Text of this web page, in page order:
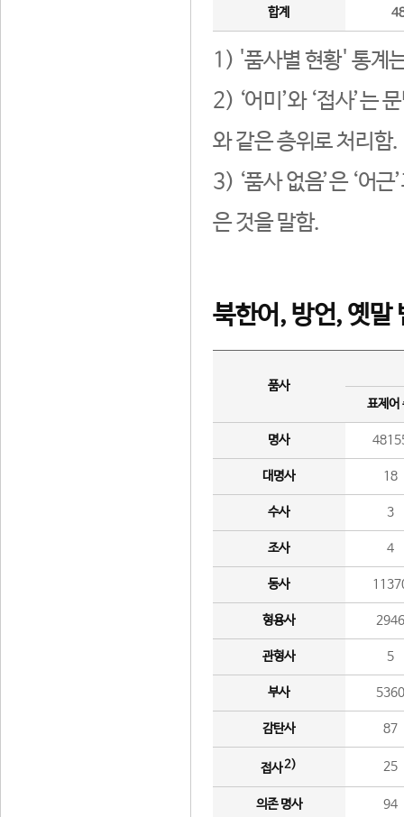
합계
1) '품사별 현황' 통계
2) ‘어미’와 ‘접사’는
와 같은 층위로 처리함.
3) ‘품사 없음’은 ‘어
은 것을 말함.
북한어, 방언, 옛말
품사
표제어
명사
대명사 18
수사 3
조사 4
동사
형용사 2946
관형사 5
부사 5360
감탄사 87
접사2) 25
의존 명사 94